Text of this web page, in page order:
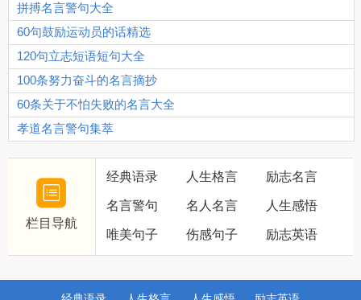
拼搏名言警句大全
60句鼓励运动员的话精选
120句立志短语短句大全
100条努力奋斗的名言摘抄
60条关于不怕失败的名言大全
孝道名言警句集萃
栏目导航
经典语录 人生格言 励志名言
名言警句 名人名言 人生感悟
唯美句子 伤感句子 励志英语